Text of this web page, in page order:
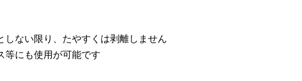
ない限り、たやすくは剥離しません
等にも使用が可能です